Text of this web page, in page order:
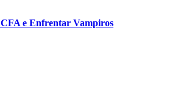
CFA e Enfrentar Vampiros